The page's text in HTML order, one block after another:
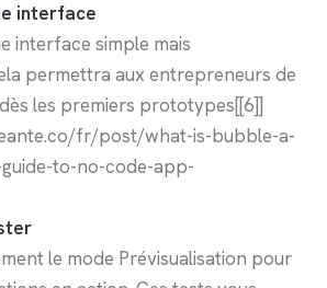
interface
interface simple mais
permettra aux entrepreneurs de
les premiers prototypes[[6]]
fr/post/what-is-bubble-a-
to-no-code-app-
le mode Prévisualisation pour